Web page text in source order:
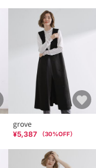
grove
¥5,387 （30%OFF）